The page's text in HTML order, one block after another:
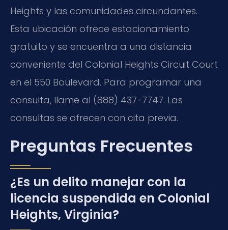
Heights y las comunidades circundantes.
Esta ubicación ofrece estacionamiento
gratuito y se encuentra a una distancia
conveniente del Colonial Heights Circuit Court
en el 550 Boulevard. Para programar una
consulta, llame al (888) 437-7747. Las
consultas se ofrecen con cita previa.
Preguntas Frecuentes
¿Es un delito manejar con la
licencia suspendida en Colonial
Heights, Virginia?